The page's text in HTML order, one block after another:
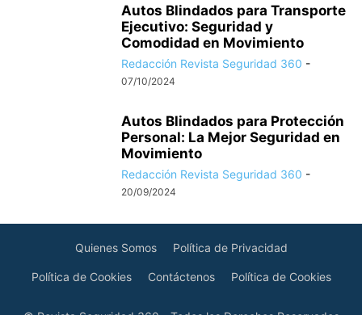
Autos Blindados para Transporte
Ejecutivo: Seguridad y
Comodidad en Movimiento
Redacción Revista Seguridad 360 -
07/10/2024
Autos Blindados para Protección
Personal: La Mejor Seguridad en
Movimiento
Redacción Revista Seguridad 360 -
20/09/2024
Quienes Somos Política de Privacidad
Política de Cookies Contáctenos Política de Cookies